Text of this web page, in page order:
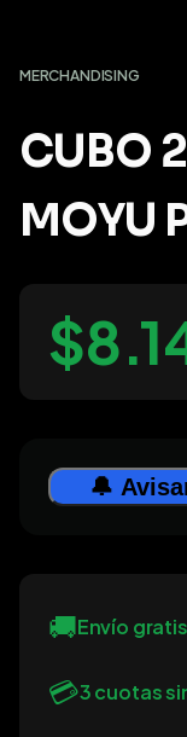
MERCHANDISING
CUBO
MOYU
🔔
🚚Envío
💳3 cuotas